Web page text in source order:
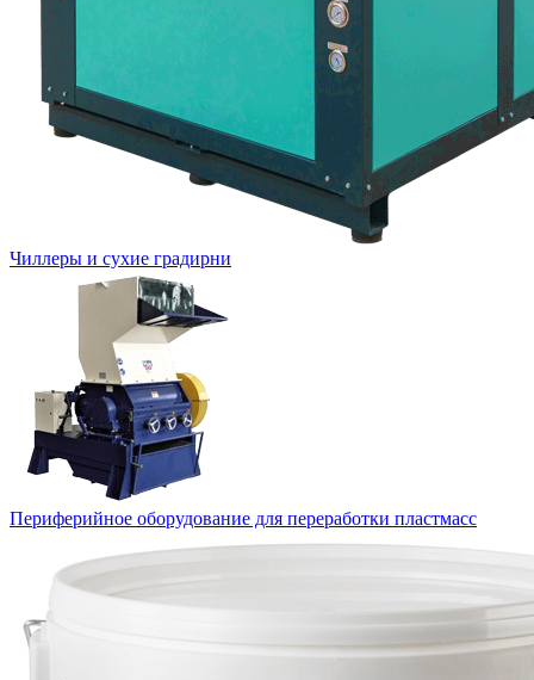
Чиллеры и сухие градирни
Периферийное оборудование для переработки пластмасс